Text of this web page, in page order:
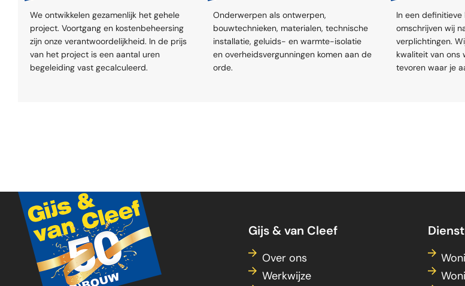
We ontwikkelen gezamenlijk het gehele
project. Voortgang en kostenbeheersing
zijn onze verantwoordelijkheid. In de prijs
van het project is een aantal uren
begeleiding vast gecalculeerd.
Onderwerpen als ontwerpen,
bouwtechnieken, materialen, technische
installatie, geluids- en warmte-isolatie
en overheidsvergunningen komen aan de
orde.
In een
omschrijven wij
verplichtingen.
kwaliteit van ons
tevoren waar je
Gijs & van Cleef
Over ons
Werkwijze